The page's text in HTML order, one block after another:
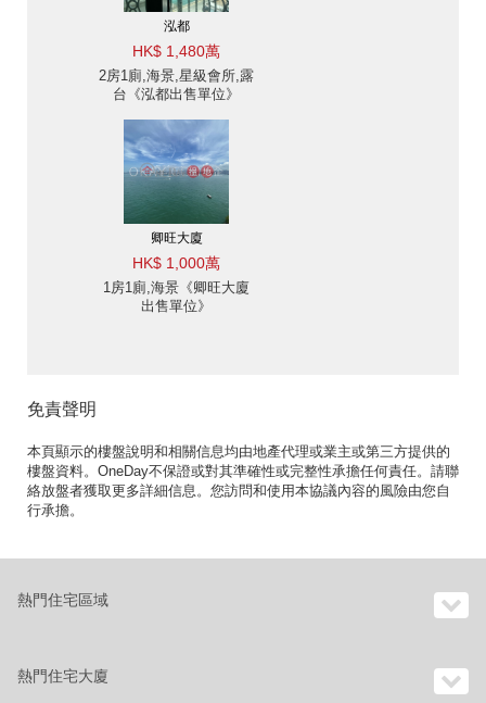
泓都
HK$ 1,480萬
2房1廁,海景,星級會所,露
台《泓都出售單位》
卿旺大廈
HK$ 1,000萬
1房1廁,海景《卿旺大廈
出售單位》
免責聲明
本頁顯示的樓盤說明和相關信息均由地產代理或業主或第三方提供的
樓盤資料。OneDay不保證或對其準確性或完整性承擔任何責任。請聯
絡放盤者獲取更多詳細信息。您訪問和使用本協議內容的風險由您自
行承擔。
熱門住宅區域
熱門住宅大廈